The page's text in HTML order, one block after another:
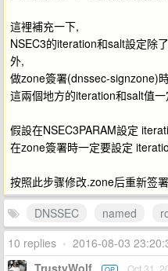
這裡補充一下,
NSEC3的iteration和salt設定除
外,
做zone簽署(dnssec-signzone)
這兩個地方的iteration和salt值
假設在NSEC3PARAM設定
在zone簽署時一定要設定
按照此步骤修改.zone后重新签
DNSSEC
named
10 replies • 2016-08-03
TrustyWolf Oct 31,